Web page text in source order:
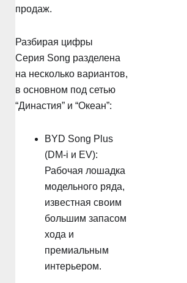
продаж.
Разбирая цифры
Серия Song разделена
на несколько вариантов,
в основном под сетью
“Династия” и “Океан”:
BYD Song Plus
(DM-i и EV):
Рабочая лошадка
модельного ряда,
известная своим
большим запасом
хода и
премиальным
интерьером.